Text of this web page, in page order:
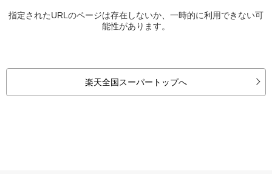
指定されたURLのページは存在しないか、一時的に利用できない可
能性があります。
楽天全国スーパートップへ